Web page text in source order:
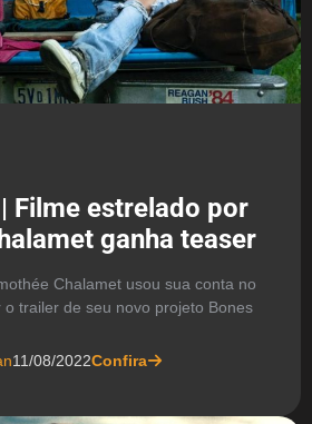
Filme estrelado por
ganha teaser
Chalamet usou sua conta no
trailer de seu novo projeto Bones
11/08/2022Confira